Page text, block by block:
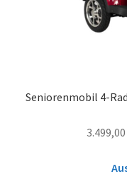
Seniorenmobil 4-
3.499,00